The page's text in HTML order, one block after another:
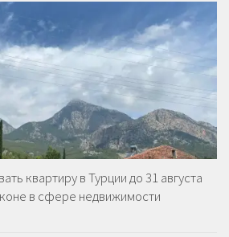
квартиру в Турции до 31 августа
в сфере недвижимости